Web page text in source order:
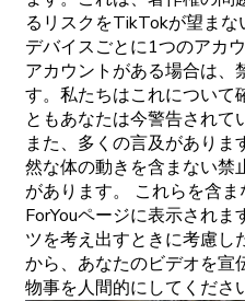
るリスクをTikTokが望まな
デバイスごとに1つのアカ
アカウントがある場合は、
す。私たちはこれについて
ともあなたは今警告されて
また、多くの言及があり
然な体の動きを含まない禁
があります。 これらを含
ForYouページに表示され
ツを考え出すときに考慮し
から、あなたのビデオを宣
物事を人間的にしてくださ